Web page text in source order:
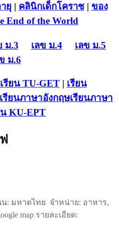
ยุ | คลินิกเด็กโคราช| ของ
End of the World
ม.3 เลข ม.4
เลข ม.5
ม.6
เรียน TU-GET| เรียน
เรียนภาษาอังกฤษเรียนภาษา
น KU-EPT
น: มหาดไทย จำหน่าย: อาหาร,
map รายละเอียด: